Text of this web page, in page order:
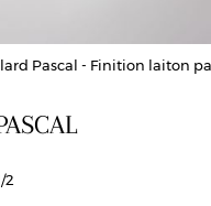
Pascal - Finition laiton
2